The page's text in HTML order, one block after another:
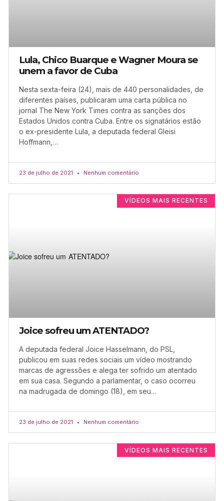
Lula, Chico Buarque e Wagner Moura se
unem a favor de Cuba
Nesta sexta-feira (24), mais de 440 personalidades, de
diferentes países, publicaram uma carta pública no
jornal The New York Times contra as sanções dos
Estados Unidos contra Cuba. Entre os signatários estão
o ex-presidente Lula, a deputada federal Gleisi
Hoffmann,…
23 de julho de 2021 Nenhum comentário
VÍDEOS MAIS RECENTES
Joice sofreu um ATENTADO?
A deputada federal Joice Hasselmann, do PSL,
publicou em suas redes sociais um vídeo mostrando
marcas de agressões e alega ter sofrido um atentado
em sua casa. Segundo a parlamentar, o caso ocorreu
na madrugada de domingo (18), em seu…
23 de julho de 2021 Nenhum comentário
VÍDEOS MAIS RECENTES